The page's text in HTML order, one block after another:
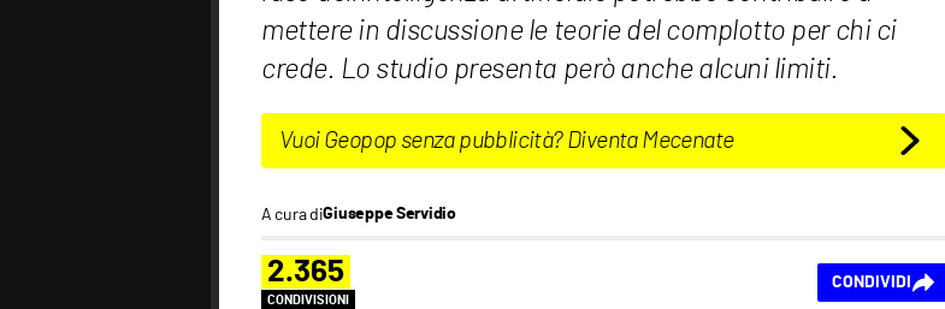
mettere in discussione le teorie del complotto per chi ci
crede. Lo studio presenta però anche alcuni limiti.
Vuoi Geopop senza pubblicità? Diventa Mecenate
A cura diGiuseppe Servidio
2.365
CONDIVISIONI
CONDIVIDI